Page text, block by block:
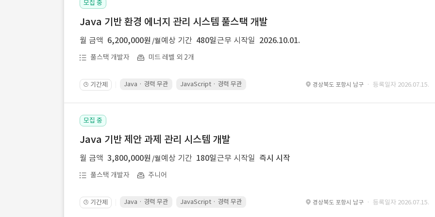
모집 중
Java 기반 환경 에너지 관리 시스템 풀스택 개발
월 금액 6,200,000원 /월예상 기간 480일 근무 시작일 2026.10.01.
풀스택 개발자 미드 레벨 외 2개
🕒 기간제 Java · 경력 무관 JavaScript · 경력 무관 Spring Boot · 경력 무관 Spring · 경력 무관 MyBatis · 경력
경상북도 포항시 남구 · 등록일자 2026.07.15.
모집 중
Java 기반 제안 과제 관리 시스템 개발
월 금액 3,800,000원 /월예상 기간 180일 근무 시작일 즉시 시작
풀스택 개발자 주니어
🕒 기간제 Java · 경력 무관 JavaScript · 경력 무관 경상북도 포항시 남구 · 등록일자 2026.07.15.